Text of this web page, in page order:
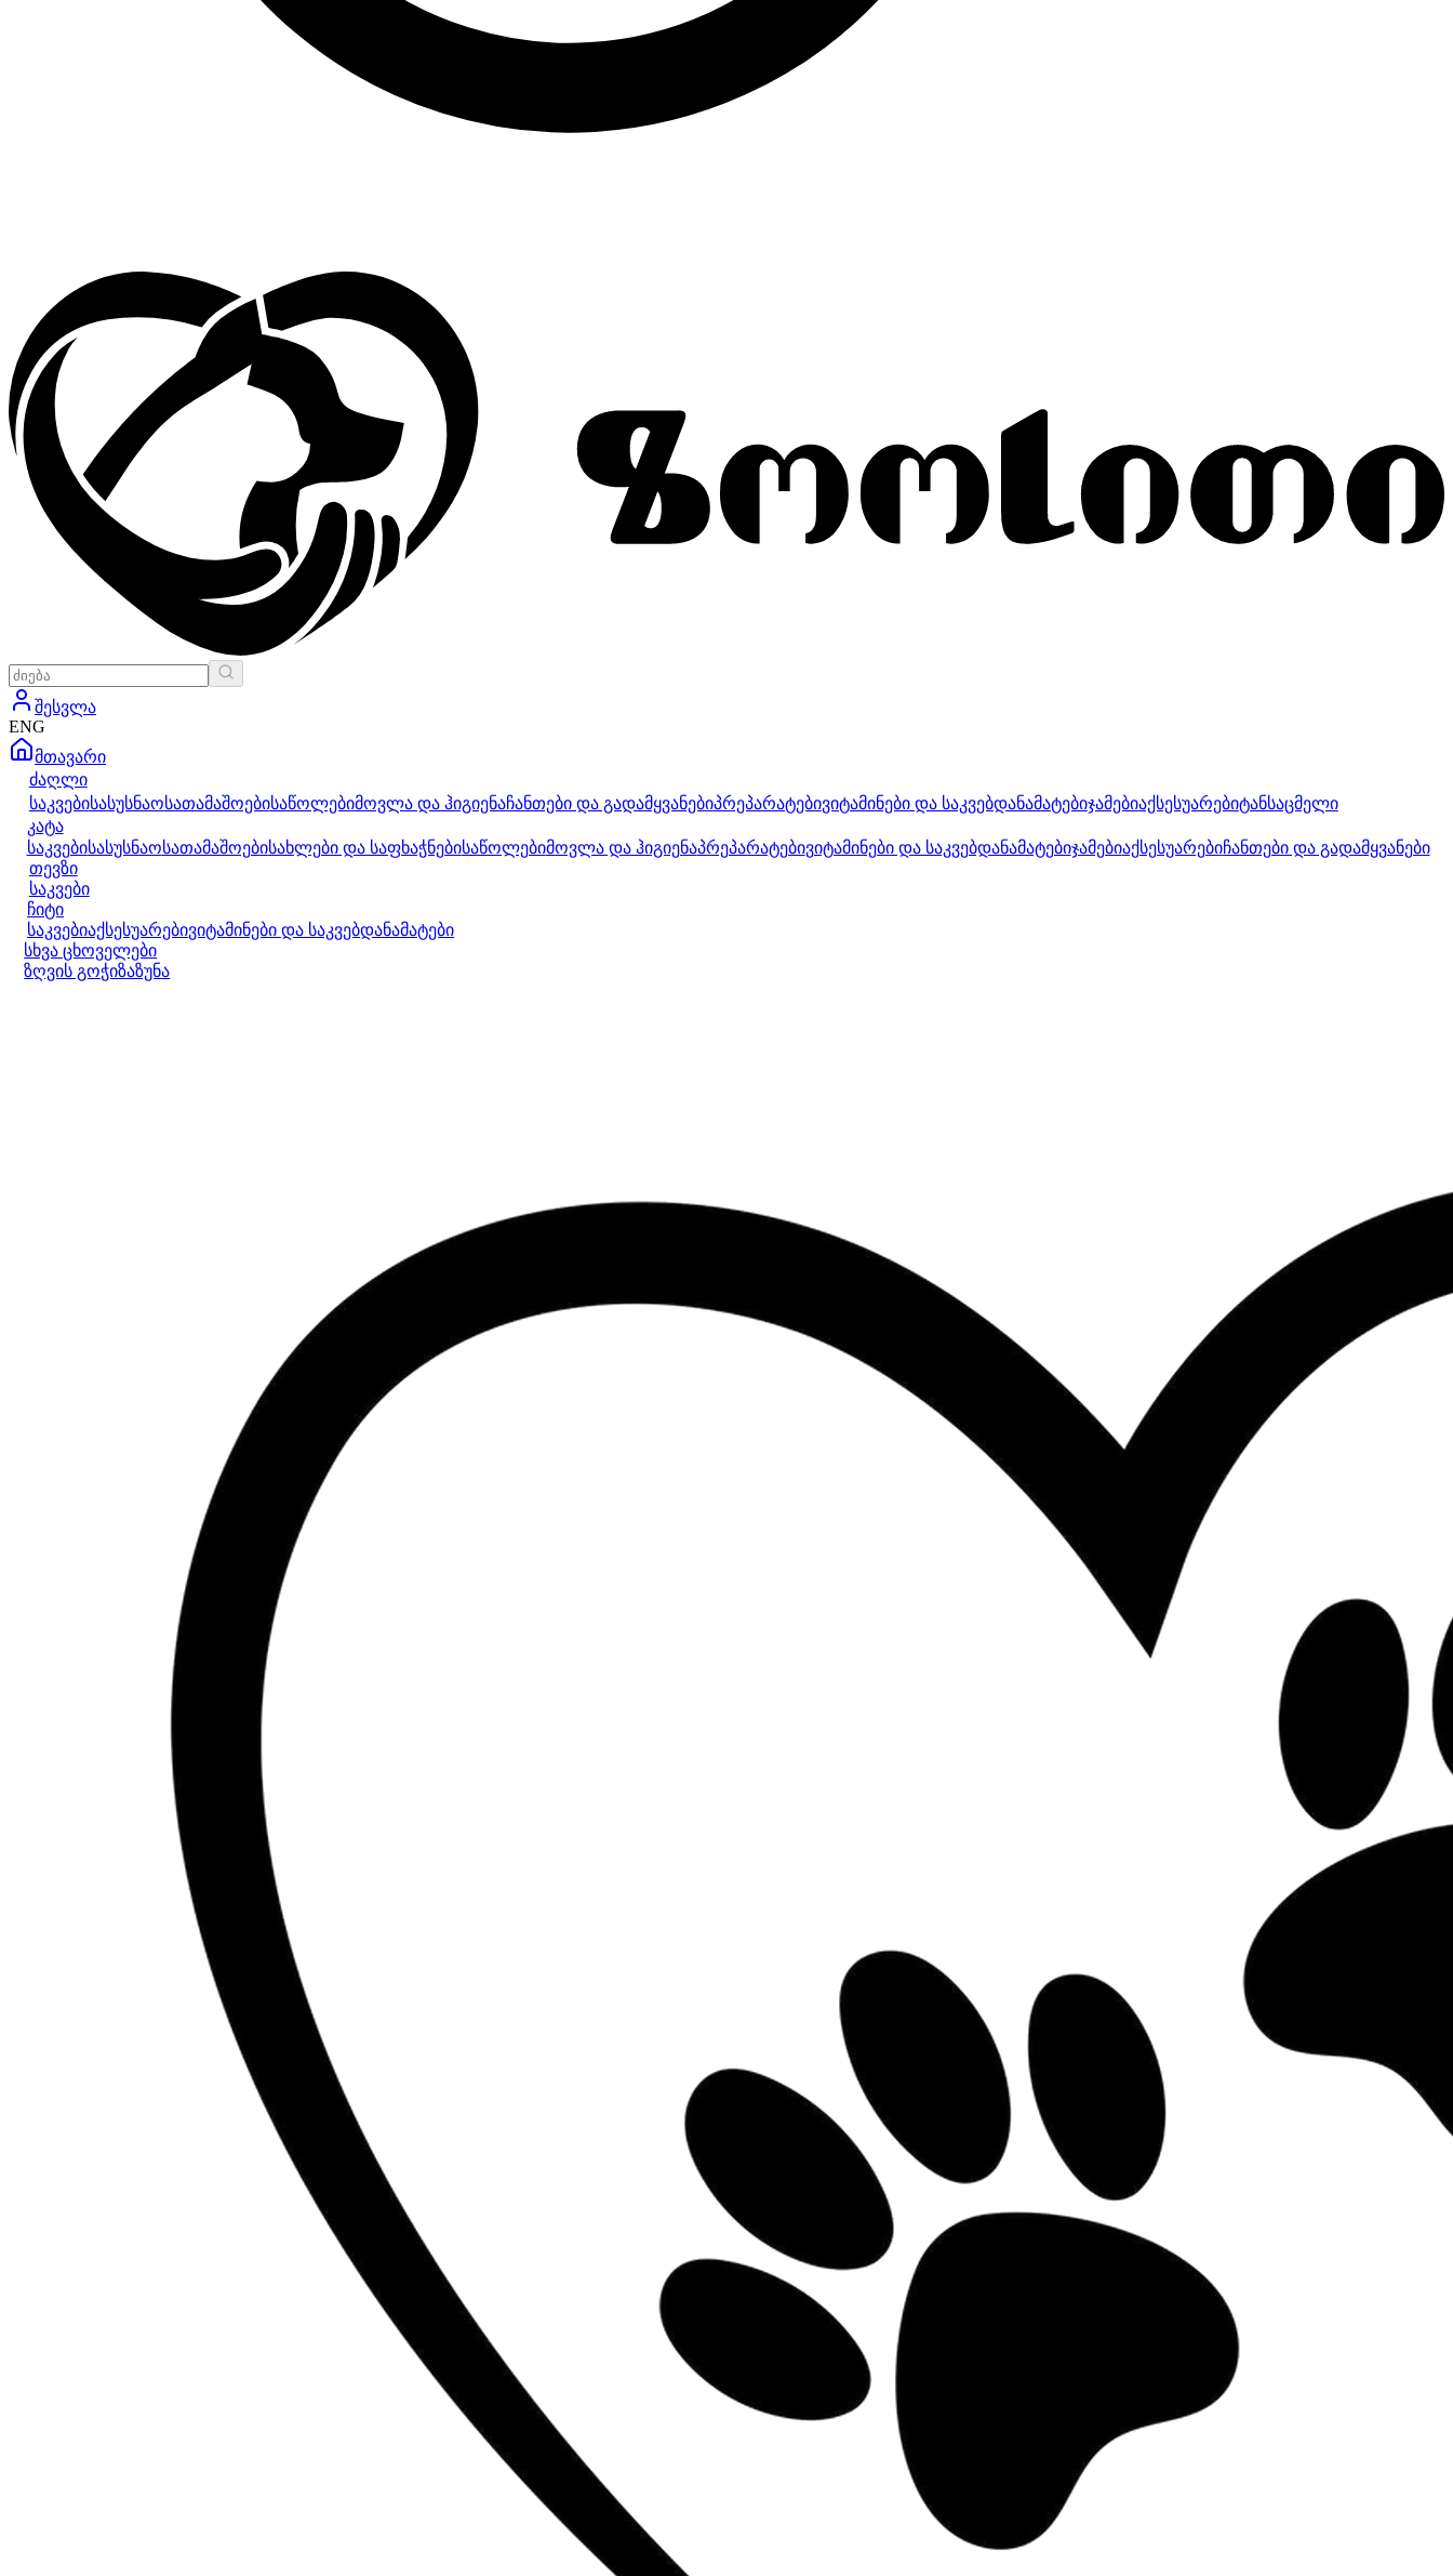
შესვლა
ENG
მთავარი
ძაღლი
საკვებისასუსნაოსათამაშოებისაწოლებიმოვლა და ჰიგიენაჩანთები და გადამყვანებიპრეპარატებივიტამინები და საკვებდანამატებიჯამებიაქსესუარებიტანსაცმელი
კატა
საკვებისასუსნაოსათამაშოებისახლები და საფხაჭნებისაწოლებიმოვლა და ჰიგიენაპრეპარატებივიტამინები და საკვებდანამატებიჯამებიაქსესუარებიჩანთები და გადამყვანები
თევზი
საკვები
ჩიტი
საკვებიაქსესუარებივიტამინები და საკვებდანამატები
სხვა ცხოველები
ზღვის გოჭიზაზუნა